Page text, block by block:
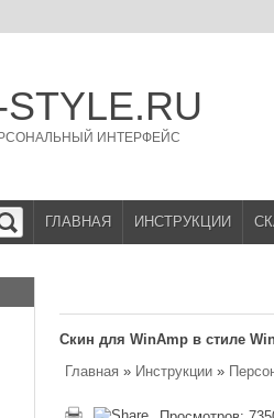
ИНТЕРФЕЙС
ГЛАВНАЯ ИНСТРУКЦИИ
Скин для WinAmp в стиле
Главная » Инструкции »